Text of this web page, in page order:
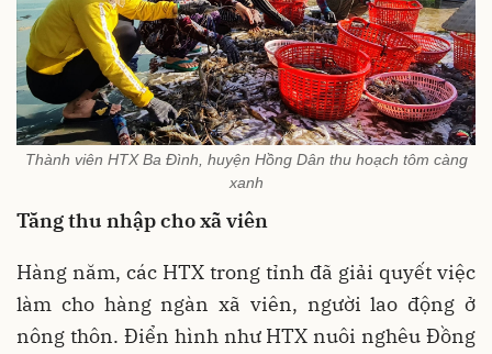
Thành viên HTX Ba Đình, huyện Hồng Dân thu hoạch tôm càng
xanh
Tăng thu nhập cho xã viên
Hàng năm, các HTX trong tỉnh đã giải quyết việc
làm cho hàng ngàn xã viên, người lao động ở
nông thôn. Điển hình như HTX nuôi nghêu Đồng